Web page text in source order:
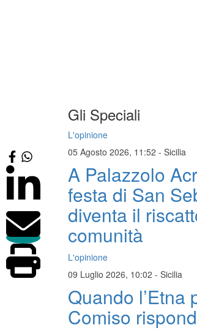
Gli Speciali
L'opinione
05 Agosto 2026, 11:52 - Sicilia
A Palazzolo
festa di San
diventa il
comunità
L'opinione
09 Luglio 2026, 10:02 - Sicilia
Quando l’Etna
Comiso